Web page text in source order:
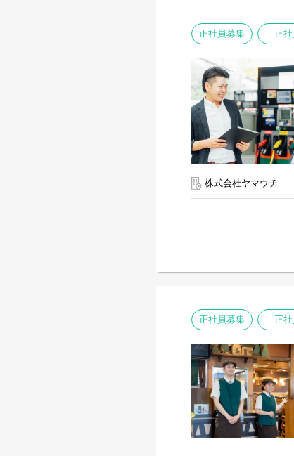
正社員募集 正社
株式会社ヤマウチ
正社員募集 正社